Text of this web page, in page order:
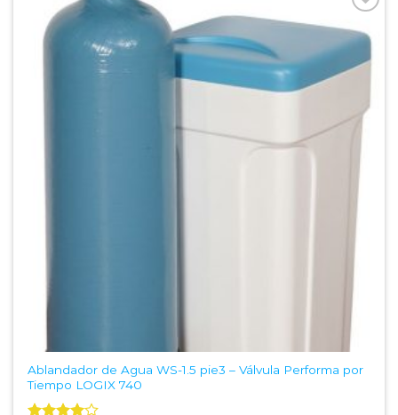
Wishlist
Ablandador de Agua WS-1.5 pie3 – Válvula Performa por
Tiempo LOGIX 740